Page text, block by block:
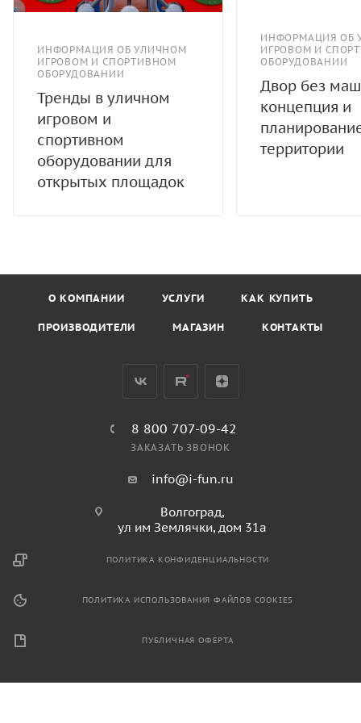
ИНФОРМАЦИЯ ОБ УЛИЧНОМ
ИГРОВОМ И СПОРТИВНОМ
ОБОРУДОВАНИИ
Тренды в уличном
игровом и
спортивном
оборудовании для
открытых площадок
ИНФОРМАЦИЯ ОБ
ИГРОВОМ И
ОБОРУДОВАНИИ
Двор без
концепция и
территории
О КОМПАНИИ УСЛУГИ КАК КУПИТЬ
ПРОИЗВОДИТЕЛИ МАГАЗИН КОНТАКТЫ
8 800 707-09-42
ЗАКАЗАТЬ ЗВОНОК
info@i-fun.ru
Волгоград,
ул им Землячки, дом 31а
ПОЛИТИКА КОНФИДЕНЦИАЛЬНОСТИ
ПОЛИТИКА ИСПОЛЬЗОВАНИЯ ФАЙЛОВ COOKIES
ПУБЛИЧНАЯ ОФЕРТА